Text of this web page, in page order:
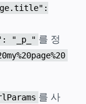
"_p_" 를 정
를 사